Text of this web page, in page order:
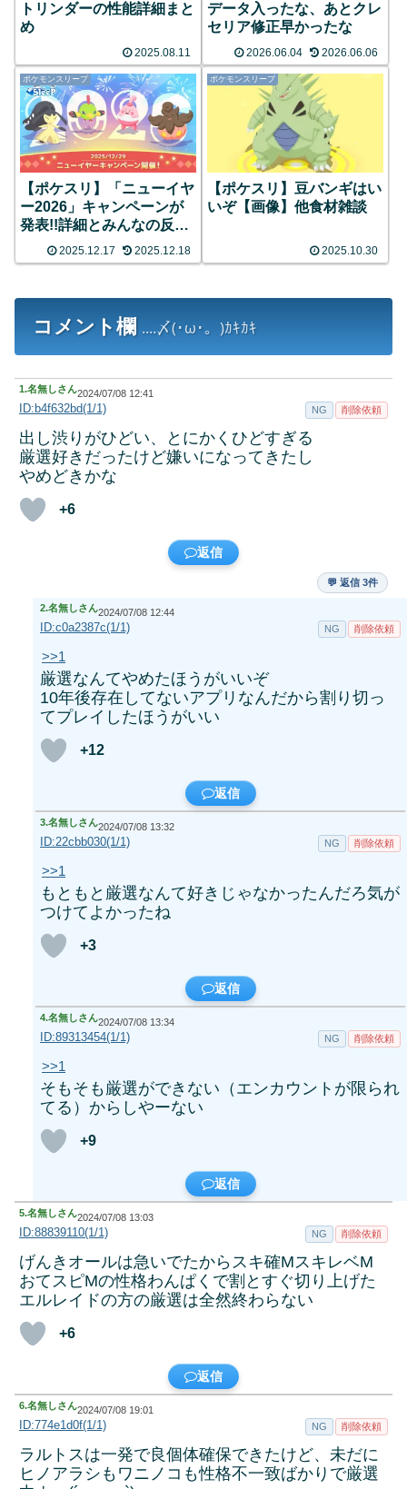
トリンダーの性能詳細まと
め
2025.08.11
データ入ったな、あとクレ
セリア修正早かったな
2026.06.04 2026.06.06
ポケモンスリープ
【ポケスリ】「ニューイヤ
ー2026」キャンペーンが
発表!!詳細とみんなの反応
まとめ
2025.12.17 2025.12.18
ポケモンスリープ
【ポケスリ】豆バンギはい
いぞ【画像】他食材雑談
2025.10.30
コメント欄 ....〆(･ω･。)ｶｷｶｷ
1.名無しさん2024/07/08 12:41
ID:b4f632bd(1/1) NG 削除依頼
出し渋りがひどい、とにかくひどすぎる
厳選好きだったけど嫌いになってきたし
やめどきかな
+6
返信
💬 返信 3件
2.名無しさん2024/07/08 12:44
ID:c0a2387c(1/1) NG 削除依頼
>>1
厳選なんてやめたほうがいいぞ
10年後存在してないアプリなんだから割り切っ
てプレイしたほうがいい
+12
返信
3.名無しさん2024/07/08 13:32
ID:22cbb030(1/1) NG 削除依頼
>>1
もともと厳選なんて好きじゃなかったんだろ気が
つけてよかったね
+3
返信
4.名無しさん2024/07/08 13:34
ID:89313454(1/1) NG 削除依頼
>>1
そもそも厳選ができない（エンカウントが限られ
てる）からしやーない
+9
返信
5.名無しさん2024/07/08 13:03
ID:88839110(1/1) NG 削除依頼
げんきオールは急いでたからスキ確MスキレベM
おてスピMの性格わんぱくで割とすぐ切り上げた
エルレイドの方の厳選は全然終わらない
+6
返信
6.名無しさん2024/07/08 19:01
ID:774e1d0f(1/1) NG 削除依頼
ラルトスは一発で良個体確保できたけど、未だに
ヒノアラシもワニノコも性格不一致ばかりで厳選